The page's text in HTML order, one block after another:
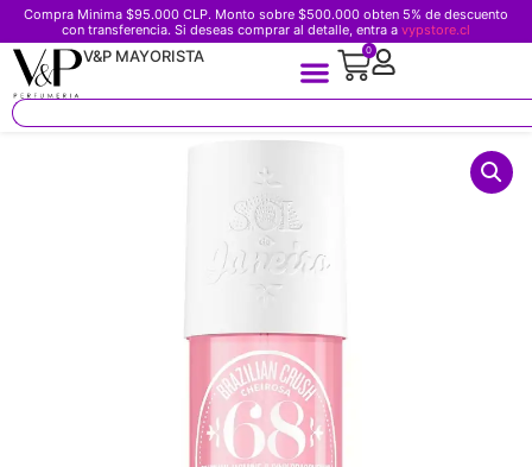
Compra Minima $95.000 CLP. Monto sobre $500.000 obten 5% de descuento
con transferencia. Si deseas comprar al detalle, entra a vypstore.cl
V&P MAYORISTA 0